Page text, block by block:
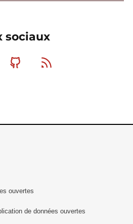
sociaux
MastodonGithub
ouvertes
de données ouvertes